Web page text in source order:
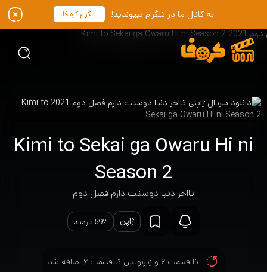
به کانال ما در تلگرام بپیوندید! تلگرام کره فا
Kimi to Sekai ga Owaru Hi ni
Season 2
تااخر دنیا دوستت دارم فصل دوم
ژاپن 592 بازدید
تا قسمت ۶ و زیرنویس تا قسمت ۶ اضافه شد